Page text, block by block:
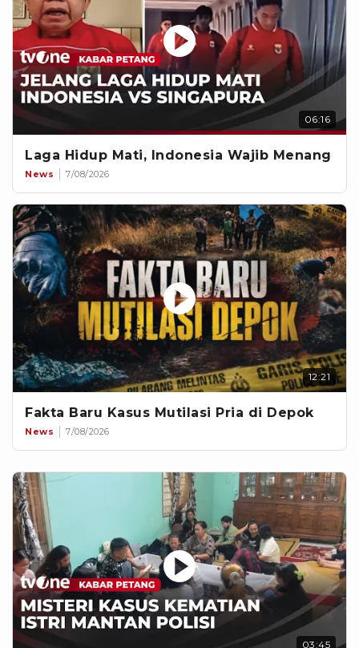
06:16
Laga Hidup Mati, Indonesia Wajib Menang
News 7/08/2026
12:21
Fakta Baru Kasus Mutilasi Pria di Depok
News 7/08/2026
03:45